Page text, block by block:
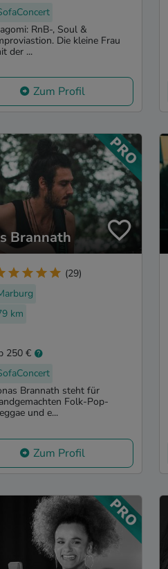
RnB-, Soul &
Die kleine Frau
der ...
Zum Profil
Brannath
(29)
km
250 €
Brannath steht für
Folk-Pop-
und e...
Zum Profil